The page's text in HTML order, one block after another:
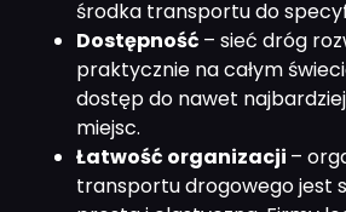
środka transportu do
Dostępność – sieć dróg
praktycznie na całym
dostęp do nawet
miejsc.
Łatwość organizacji –
transportu drogowego jest